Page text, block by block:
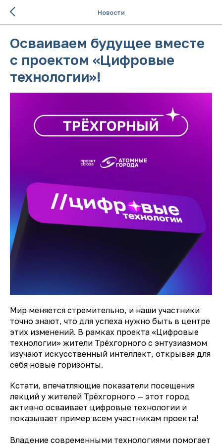
Новости
Осваиваем будущее вместе
с проектом «Цифровые
технологии»!
Мир меняется стремительно, и наши участники
точно знают, что для успеха нужно быть в центре
этих изменений. В рамках проекта «Цифровые
технологии» жители Трёхгорного с энтузиазмом
изучают искусственный интеллект, открывая для
себя новые горизонты.
Кстати, впечатляющие показатели посещения
лекций у жителей Трёхгорного — этот город
активно осваивает цифровые технологии и
показывает пример всем участникам проекта!
Владение современными технологиями помогает